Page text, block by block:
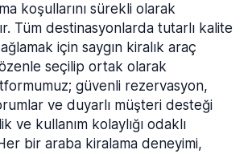
koşullarını sürekli olarak
Tüm destinasyonlarda tutarlı kalite
için saygın kiralık araç
özenle seçilip ortak olarak
güvenli rezervasyon,
ve duyarlı müşteri desteği
ve kullanım kolaylığı odaklı
bir araba kiralama deneyimi,